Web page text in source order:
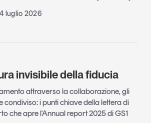
luglio 2026
invisibile della fiducia
attraverso la collaborazione, gli
condiviso: i punti chiave della lettera di
che apre l'Annual report 2025 di GS1